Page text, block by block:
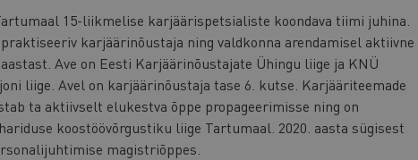
15-liikmelise karjäärispetsialiste koondava tiimi juhina.
praktiseeriv karjäärinõustaja ning valdkonna arendamisel aktiivne
Ave on Eesti Karjäärinõustajate Ühingu liige ja KNÜ
liige. Avel on karjäärinõustaja tase 6. kutse. Karjääriteemade
ta aktiivselt elukestva õppe propageerimisse ning on
koostöövõrgustiku liige Tartumaal. 2020. aasta sügisest
magistriõppes.